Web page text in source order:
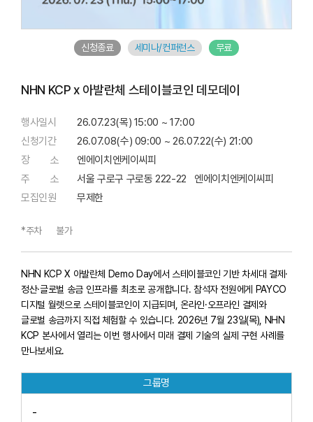
신청종료 세미나/컨퍼런스 무료
NHN KCP x 아발란체 스테이블코인 데모데이
행사일시
26.07.23(목) 15:00 ~ 17:00
신청기간
26.07.08(수) 09:00 ~ 26.07.22(수) 21:00
장 소
엔에이치엔케이씨피
주 소
서울 구로구 구로동 222-22 엔에이치엔케이씨피
모집인원
무제한
*주차 불가
NHN KCP X 아발란체 Demo Day에서 스테이블코인 기반 차세대 결제·
정산·글로벌 송금 인프라를 최초로 공개합니다. 참석자 전원에게 PAYCO
디지털 월렛으로 스테이블코인이 지급되며, 온라인·오프라인 결제와
글로벌 송금까지 직접 체험할 수 있습니다. 2026년 7월 23일(목), NHN
KCP 본사에서 열리는 이번 행사에서 미래 결제 기술의 실제 구현 사례를
만나보세요.
그룹명
-